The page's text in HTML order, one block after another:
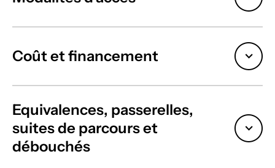
Coût et financement
Equivalences, passerelles,
suites de parcours et
débouchés